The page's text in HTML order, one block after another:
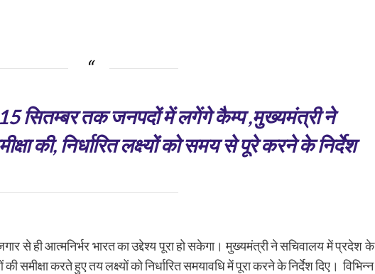
सितम्बर तक जनपदों में लगेंगे कैम्प ,मुख्यमंत्री ने
की, निर्धारित लक्ष्यों को समय से पूरे करने के निर्देश
से ही आत्मनिर्भर भारत का उद्देश्य पूरा हो सकेगा। मुख्यमंत्री ने सचिवालय में प्रदेश के
समीक्षा करते हुए तय लक्ष्यों को निर्धारित समयावधि में पूरा करने के निर्देश दिए। विभिन्न